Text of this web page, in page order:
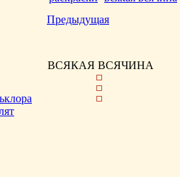
Предыдущая
ВСЯКАЯ ВСЯЧИНА